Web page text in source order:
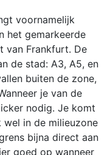
voornamelijk
het gemarkeerde
van Frankfurt. De
de stad: A3, A5, en
buiten de zone,
je van de
nodig. Je komt
in de milieuzone
bijna direct aan
goed op wanneer